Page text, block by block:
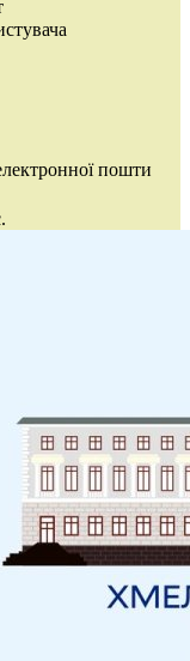
пошти